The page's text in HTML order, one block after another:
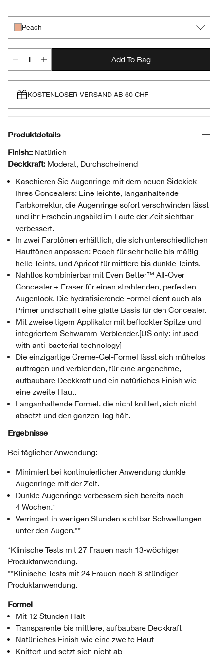
Peach
Add To Bag
KOSTENLOSER VERSAND AB 60 CHF
Produktdetails
Finish:: Natürlich
Deckkraft: Moderat, Durchscheinend
Kaschieren Sie Augenringe mit dem neuen Sidekick
Ihres Concealers: Eine leichte, langanhaltende
Farbkorrektur, die Augenringe sofort verschwinden lässt
und ihr Erscheinungsbild im Laufe der Zeit sichtbar
verbessert.
In zwei Farbtönen erhältlich, die sich unterschiedlichen
Hauttönen anpassen: Peach für sehr helle bis mäßig
helle Teints, und Apricot für mittlere bis dunkle Teints.
Nahtlos kombinierbar mit Even Better™ All-Over
Concealer + Eraser für einen strahlenden, perfekten
Augenlook. Die hydratisierende Formel dient auch als
Primer und schafft eine glatte Basis für den Concealer.
Mit zweiseitigem Applikator mit beflockter Spitze und
integriertem Schwamm-Verblender.[US only: infused
with anti-bacterial technology]
Die einzigartige Creme-Gel-Formel lässt sich mühelos
auftragen und verblenden, für eine angenehme,
aufbaubare Deckkraft und ein natürliches Finish wie
eine zweite Haut.
Langanhaltende Formel, die nicht knittert, sich nicht
absetzt und den ganzen Tag hält.
Ergebnisse
Bei täglicher Anwendung:
Minimiert bei kontinuierlicher Anwendung dunkle
Augenringe mit der Zeit.
Dunkle Augenringe verbessern sich bereits nach
4 Wochen.*
Verringert in wenigen Stunden sichtbar Schwellungen
unter den Augen.**
*Klinische Tests mit 27 Frauen nach 13-wöchiger
Produktanwendung.
**Klinische Tests mit 24 Frauen nach 8-stündiger
Produktanwendung.
Formel
Mit 12 Stunden Halt
Transparente bis mittlere, aufbaubare Deckkraft
Natürliches Finish wie eine zweite Haut
Knittert und setzt sich nicht ab